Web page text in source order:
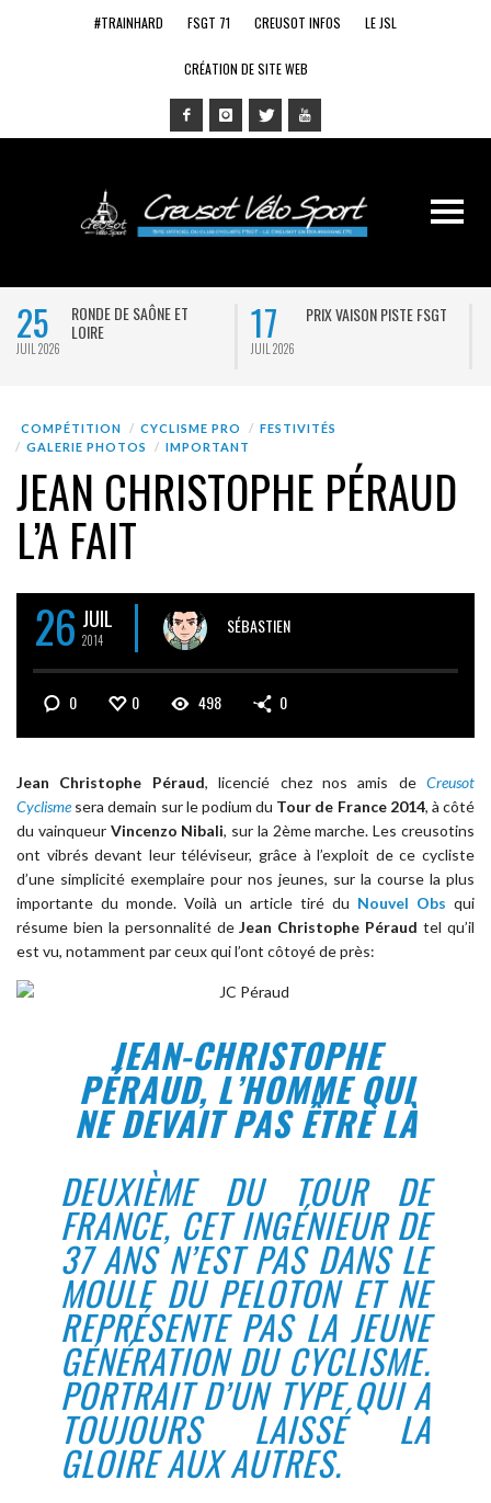
#TRAINHARD FSGT 71 CREUSOT INFOS LE JSL
CRÉATION DE SITE WEB
25
JUIL 2026
RONDE DE SAÔNE ET
LOIRE
17
JUIL 2026
PRIX VAISON PISTE FSGT
COMPÉTITION CYCLISME PRO
FESTIVITÉS
GALERIE PHOTOS
IMPORTANT
JEAN CHRISTOPHE PÉRAUD
L’A FAIT
26 JUIL
2014
SÉBASTIEN
0 0 498 0
Jean Christophe Péraud, licencié chez nos amis de Creusot
Cyclismesera demain sur le podium du Tour de France 2014, à côté
du vainqueur Vincenzo Nibali, sur la 2ème marche. Les creusotins
ont vibrés devant leur téléviseur, grâce à l’exploit de ce cycliste
d’une simplicité exemplaire pour nos jeunes, sur la course la plus
importante du monde. Voilà un article tiré du Nouvel Obs qui
résume bien la personnalité deJean Christophe Péraud tel qu’il
est vu, notamment par ceux qui l’ont côtoyé de près:
JEAN-CHRISTOPHE
PÉRAUD, L’HOMME QUI
NE DEVAIT PAS ÊTRE LÀ
DEUXIÈME DU TOUR DE
FRANCE, CET INGÉNIEUR DE
37 ANS N’EST PAS DANS LE
MOULE DU PELOTON ET NE
REPRÉSENTE PAS LA JEUNE
GÉNÉRATION DU CYCLISME.
PORTRAIT D’UN TYPE QUI A
TOUJOURS LAISSÉ LA
GLOIRE AUX AUTRES.